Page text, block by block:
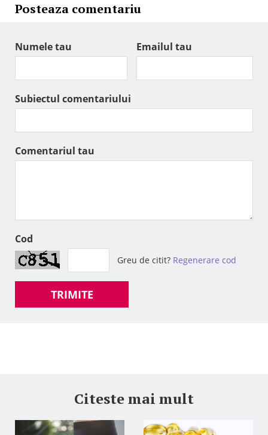
Posteaza comentariu
Numele tau Emailul tau
Subiectul comentariului
Comentariul tau
Cod
Greu de citit? Regenerare cod
TRIMITE
Citeste mai mult